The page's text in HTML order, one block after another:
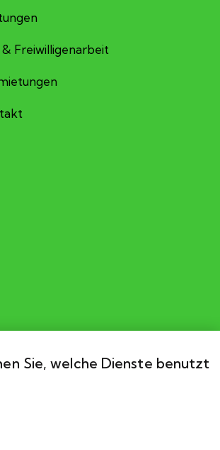
& Freiwilligenarbeit
Sie, welche Dienste benutzt